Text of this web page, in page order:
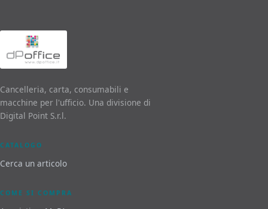
Cancelleria, carta, consumabili e
macchine per l'ufficio. Una divisione di
Digital Point S.r.l.
CATALOGO
Cerca un articolo
COME SI COMPRA